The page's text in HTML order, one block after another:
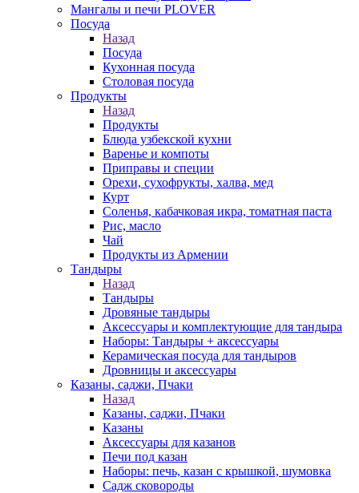
Мангалы и печи PLOVER
Посуда
Назад
Посуда
Кухонная посуда
Столовая посуда
Продукты
Назад
Продукты
Блюда узбекской кухни
Варенье и компоты
Приправы и специи
Орехи, сухофрукты, халва, мед
Курт
Соленья, кабачковая икра, томатная паста
Рис, масло
Чай
Продукты из Армении
Тандыры
Назад
Тандыры
Дровяные тандыры
Аксессуары и комплектующие для тандыра
Наборы: Тандыры + аксессуары
Керамическая посуда для тандыров
Дровницы и аксессуары
Казаны, саджи, Пчаки
Назад
Казаны, саджи, Пчаки
Казаны
Аксессуары для казанов
Печи под казан
Наборы: печь, казан с крышкой, шумовка
Садж сковороды